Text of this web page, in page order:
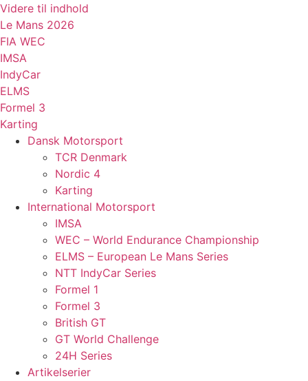
Videre til indhold
Le Mans 2026
FIA WEC
IMSA
IndyCar
ELMS
Formel 3
Karting
Dansk Motorsport
TCR Denmark
Nordic 4
Karting
International Motorsport
IMSA
WEC – World Endurance Championship
ELMS – European Le Mans Series
NTT IndyCar Series
Formel 1
Formel 3
British GT
GT World Challenge
24H Series
Artikelserier